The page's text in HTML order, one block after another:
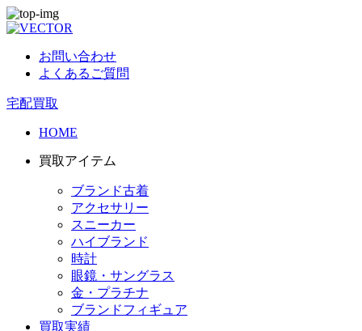
お問い合わせ
よくあるご質問
宅配買取
HOME
買取アイテム
ブランド古着
アクセサリー
スニーカー
ハイブランド
時計
眼鏡・サングラス
金・プラチナ
ブランドフィギュア
買取実績